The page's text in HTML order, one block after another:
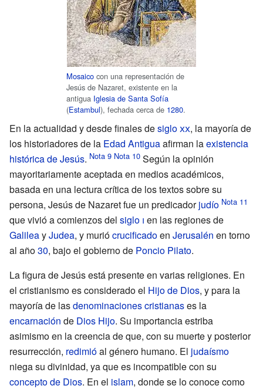
Mosaico con una representación de
Jesús de Nazaret, existente en la
antigua Iglesia de Santa Sofía
(Estambul), fechada cerca de 1280.
En la actualidad y desde finales desigloxx, la mayoría de
los historiadores de la Edad Antiguaafirman laexistencia
histórica de Jesús.
Según la opinión
mayoritariamente aceptada en medios académicos,
basada en una lectura crítica de los textos sobre su
persona, Jesús de Nazaret fue un predicadorjudío
que vivió a comienzos del siglo i en las regiones de
GalileayJudea, y muriócrucificadoen Jerusalén en torno
al año30, bajo el gobierno de Poncio Pilato.
La figura de Jesús está presente en varias religiones. En
el cristianismo es considerado el Hijo de Dios, y para la
mayoría de lasdenominaciones cristianases la
encarnación de Dios Hijo. Su importancia estriba
asimismo en la creencia de que, con su muerte y posterior
resurrección, redimióal género humano. El judaísmo
niega su divinidad, ya que es incompatible con su
concepto de Dios. En el islam, donde se lo conoce como